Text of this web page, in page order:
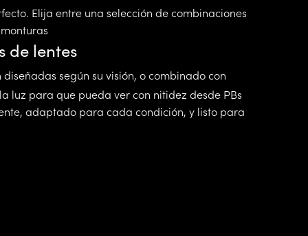
Elija entre una selección de combinaciones
de lentes
según su visión, o combinado con
luz para que pueda ver con nitidez desde PBs
adaptado para cada condición, y listo para